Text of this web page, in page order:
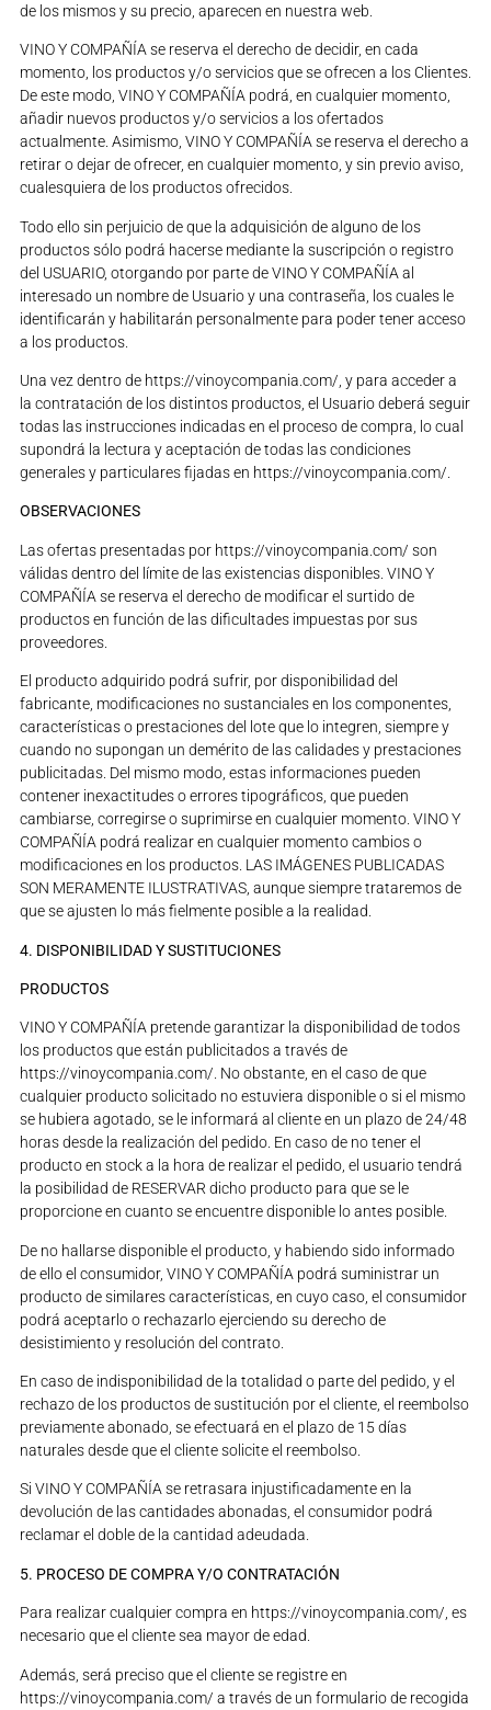
de los mismos y su precio, aparecen en nuestra web.
VINO Y COMPAÑÍA se reserva el derecho de decidir, en cada
momento, los productos y/o servicios que se ofrecen a los Clientes.
De este modo, VINO Y COMPAÑÍA podrá, en cualquier momento,
añadir nuevos productos y/o servicios a los ofertados
actualmente. Asimismo, VINO Y COMPAÑÍA se reserva el derecho a
retirar o dejar de ofrecer, en cualquier momento, y sin previo aviso,
cualesquiera de los productos ofrecidos.
Todo ello sin perjuicio de que la adquisición de alguno de los
productos sólo podrá hacerse mediante la suscripción o registro
del USUARIO, otorgando por parte de VINO Y COMPAÑÍA al
interesado un nombre de Usuario y una contraseña, los cuales le
identificarán y habilitarán personalmente para poder tener acceso
a los productos.
Una vez dentro de https://vinoycompania.com/, y para acceder a
la contratación de los distintos productos, el Usuario deberá seguir
todas las instrucciones indicadas en el proceso de compra, lo cual
supondrá la lectura y aceptación de todas las condiciones
generales y particulares fijadas en https://vinoycompania.com/.
OBSERVACIONES
Las ofertas presentadas por https://vinoycompania.com/ son
válidas dentro del límite de las existencias disponibles. VINO Y
COMPAÑÍA se reserva el derecho de modificar el surtido de
productos en función de las dificultades impuestas por sus
proveedores.
El producto adquirido podrá sufrir, por disponibilidad del
fabricante, modificaciones no sustanciales en los componentes,
características o prestaciones del lote que lo integren, siempre y
cuando no supongan un demérito de las calidades y prestaciones
publicitadas. Del mismo modo, estas informaciones pueden
contener inexactitudes o errores tipográficos, que pueden
cambiarse, corregirse o suprimirse en cualquier momento. VINO Y
COMPAÑÍA podrá realizar en cualquier momento cambios o
modificaciones en los productos. LAS IMÁGENES PUBLICADAS
SON MERAMENTE ILUSTRATIVAS, aunque siempre trataremos de
que se ajusten lo más fielmente posible a la realidad.
4. DISPONIBILIDAD Y SUSTITUCIONES
PRODUCTOS
VINO Y COMPAÑÍA pretende garantizar la disponibilidad de todos
los productos que están publicitados a través de
https://vinoycompania.com/. No obstante, en el caso de que
cualquier producto solicitado no estuviera disponible o si el mismo
se hubiera agotado, se le informará al cliente en un plazo de 24/48
horas desde la realización del pedido. En caso de no tener el
producto en stock a la hora de realizar el pedido, el usuario tendrá
la posibilidad de RESERVAR dicho producto para que se le
proporcione en cuanto se encuentre disponible lo antes posible.
De no hallarse disponible el producto, y habiendo sido informado
de ello el consumidor, VINO Y COMPAÑÍA podrá suministrar un
producto de similares características, en cuyo caso, el consumidor
podrá aceptarlo o rechazarlo ejerciendo su derecho de
desistimiento y resolución del contrato.
En caso de indisponibilidad de la totalidad o parte del pedido, y el
rechazo de los productos de sustitución por el cliente, el reembolso
previamente abonado, se efectuará en el plazo de 15 días
naturales desde que el cliente solicite el reembolso.
Si VINO Y COMPAÑÍA se retrasara injustificadamente en la
devolución de las cantidades abonadas, el consumidor podrá
reclamar el doble de la cantidad adeudada.
5. PROCESO DE COMPRA Y/O CONTRATACIÓN
Para realizar cualquier compra en https://vinoycompania.com/, es
necesario que el cliente sea mayor de edad.
Además, será preciso que el cliente se registre en
https://vinoycompania.com/ a través de un formulario de recogida